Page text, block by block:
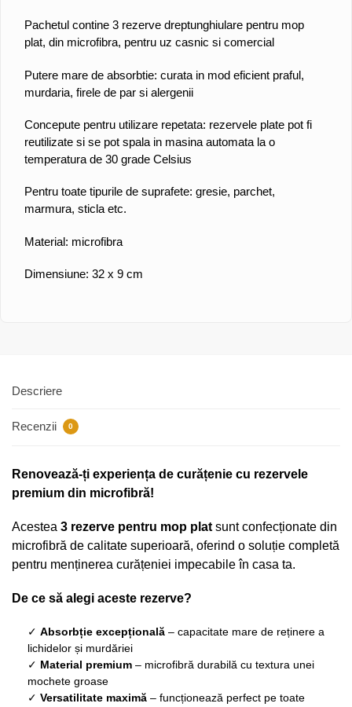
Pachetul contine 3 rezerve dreptunghiulare pentru mop
plat, din microfibra, pentru uz casnic si comercial
Putere mare de absorbtie: curata in mod eficient praful,
murdaria, firele de par si alergenii
Concepute pentru utilizare repetata: rezervele plate pot fi
reutilizate si se pot spala in masina automata la o
temperatura de 30 grade Celsius
Pentru toate tipurile de suprafete: gresie, parchet,
marmura, sticla etc.
Material: microfibra
Dimensiune: 32 x 9 cm
Descriere
Recenzii 0
Renovează-ți experiența de curățenie cu rezervele
premium din microfibră!
Acestea 3 rezerve pentru mop plat sunt confecționate din
microfibră de calitate superioară, oferind o soluție completă
pentru menținerea curățeniei impecabile în casa ta.
De ce să alegi aceste rezerve?
✓ Absorbție excepțională – capacitate mare de reținere a
lichidelor și murdăriei
✓ Material premium – microfibră durabilă cu textura unei
mochete groase
✓ Versatilitate maximă – funcționează perfect pe toate